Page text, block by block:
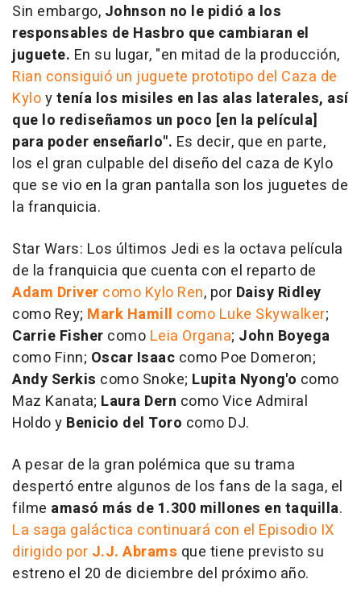
Sin embargo, Johnson no le pidió a los
responsables de Hasbro que cambiaran el
juguete. En su lugar, "en mitad de la producción,
Rian consiguió un juguete prototipo del Caza de
Kyloytenía los misiles en las alas laterales, así
que lo rediseñamos un poco [en la película]
para poder enseñarlo". Es decir, que en parte,
los el gran culpable del diseño del caza de Kylo
que se vio en la gran pantalla son los juguetes de
la franquicia.
Star Wars: Los últimos Jedi es la octava película
de la franquicia que cuenta con el reparto de
Adam Driver como Kylo Ren, por Daisy Ridley
como Rey; Mark Hamill como Luke Skywalker;
Carrie Fisher como Leia Organa; John Boyega
como Finn; Oscar Isaac como Poe Domeron;
Andy Serkis como Snoke; Lupita Nyong'o como
Maz Kanata; Laura Dern como Vice Admiral
Holdo y Benicio del Toro como DJ.
A pesar de la gran polémica que su trama
despertó entre algunos de los fans de la saga, el
filme amasó más de 1.300 millones en taquilla.
La saga galáctica continuará con el Episodio IX
dirigido por J.J. Abrams que tiene previsto su
estreno el 20 de diciembre del próximo año.